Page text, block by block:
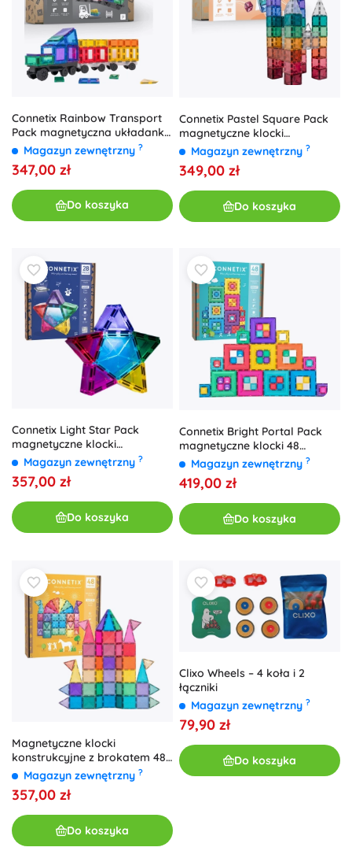
Connetix Rainbow Transport
Pack magnetyczna układanka
50 elementów
Magazyn zewnętrzny ?
347,00 zł
Do koszyka
Connetix Pastel Square Pack
magnetyczne klocki
konstrukcyjne 40 elementów
Magazyn zewnętrzny ?
349,00 zł
Do koszyka
Connetix Light Star Pack
magnetyczne klocki
konstrukcyjne ze światłem, 28
Magazyn zewnętrzny ?
357,00 zł
Do koszyka
Connetix Bright Portal Pack
magnetyczne klocki 48
elementów
Magazyn zewnętrzny ?
419,00 zł
Do koszyka
Magnetyczne klocki
konstrukcyjne z brokatem 48
szt. CONNETIX Glitter Castle
Magazyn zewnętrzny ?
357,00 zł
Do koszyka
Clixo Wheels – 4 koła i 2
łączniki
Magazyn zewnętrzny ?
79,90 zł
Do koszyka